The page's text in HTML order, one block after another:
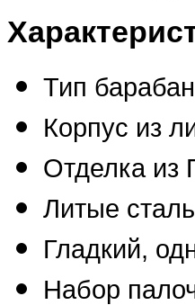
Тип
Корпус из
Отделка из
Литые
Гладкий,
Набор